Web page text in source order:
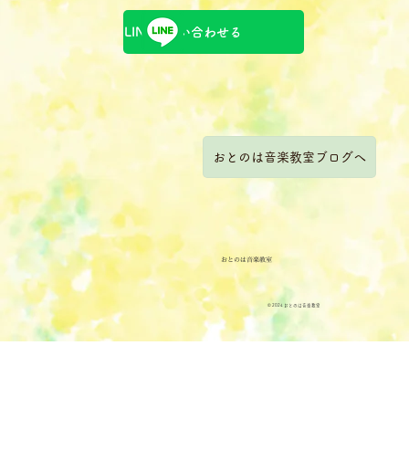
LINEで問い合わせる
おとのは音楽教室ブログへ
おとのは音楽教室
© 2024 おとのは音楽教室